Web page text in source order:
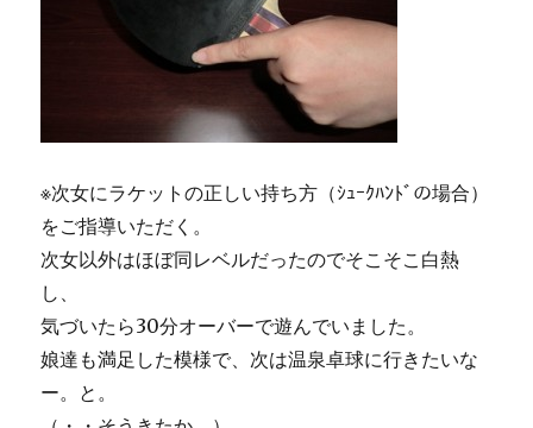
※次女にラケットの正しい持ち方（ｼｭｰｸﾊﾝﾄﾞの場合）
をご指導いただく。
次女以外はほぼ同レベルだったのでそこそこ白熱
し、
気づいたら30分オーバーで遊んでいました。
娘達も満足した模様で、次は温泉卓球に行きたいな
ー。と。